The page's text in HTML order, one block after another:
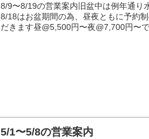
8/9〜8/19の営業案内旧盆中は例年通り
8/18はお盆期間の為、昼夜ともに予約
だきます昼@5,500円〜夜@7,700円〜
5/1〜5/8の営業案内